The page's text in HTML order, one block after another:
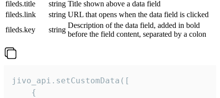
fileds.title
string Title shown above a data field
fileds.link
string URL that opens when the data field is clicked
fileds.key
string
Description of the data field, added in bold
before the field content, separated by a colon
jivo_api.setCustomData([
    {